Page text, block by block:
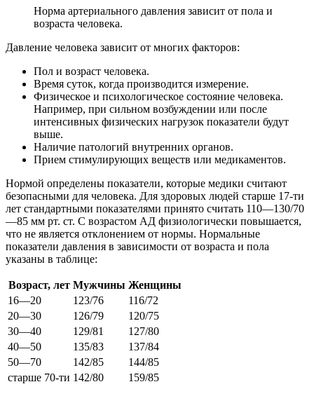
Норма артериального давления зависит от пола и
возраста человека.
Давление человека зависит от многих факторов:
Пол и возраст человека.
Время суток, когда производится измерение.
Физическое и психологическое состояние человека.
Например, при сильном возбуждении или после
интенсивных физических нагрузок показатели будут
выше.
Наличие патологий внутренних органов.
Прием стимулирующих веществ или медикаментов.
Нормой определены показатели, которые медики считают
безопасными для человека. Для здоровых людей старше 17-ти
лет стандартными показателями принято считать 110—130/70
—85 мм рт. ст. С возрастом АД физиологически повышается,
что не является отклонением от нормы. Нормальные
показатели давления в зависимости от возраста и пола
указаны в таблице:
Возраст, лет Мужчины Женщины
16—20
123/76
116/72
20—30
126/79
120/75
30—40
129/81
127/80
40—50
135/83
137/84
50—70
142/85
144/85
старше 70-ти 142/80 159/85